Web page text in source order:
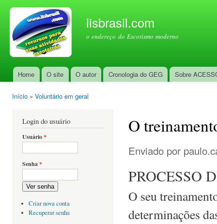
lisbrasil.com
o endereço do Escotismo moderno
Menu principal
Home O site O autor Cronologia do GEG Sobre
Início » Voluntário em geral
Login do usuário
Usuário*
Senha*
Ver senha
Criar nova conta
Recuperar senha
O
Enviado por
PROCESSO
O seu
determinações